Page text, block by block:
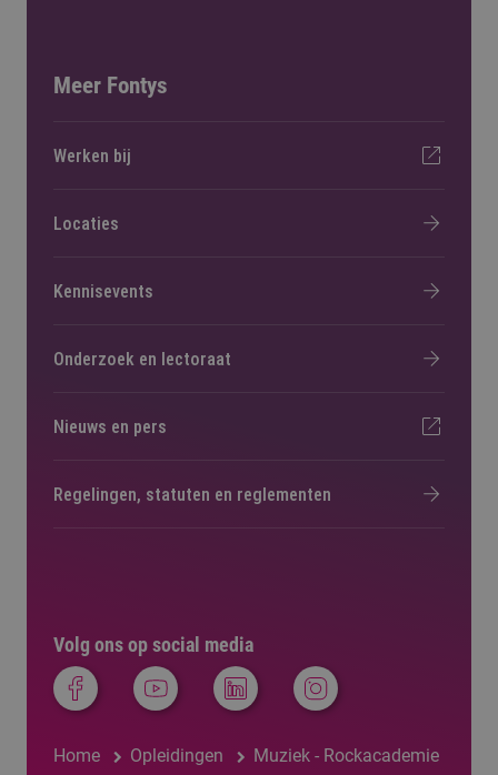
Volg ons op social media
Home Opleidingen
Muziek - Rockacademie
Meer Fontys
Werken bij
Locaties
Kennisevents
Onderzoek en lectoraat
Nieuws en pers
Regelingen, statuten en reglementen